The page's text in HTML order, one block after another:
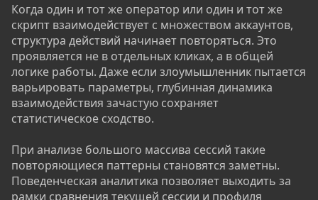
Когда один и тот же оператор или один и тот же
скрипт взаимодействует с множеством аккаунтов,
структура действий начинает повторяться. Это
проявляется не в отдельных кликах, а в общей
логике работы. Даже если злоумышленник пытается
варьировать параметры, глубинная динамика
взаимодействия зачастую сохраняет
статистическое сходство.
При анализе большого массива сессий такие
повторяющиеся паттерны становятся заметны.
Поведенческая аналитика позволяет выходить за
рамки сравнения текущей сессии и профиля